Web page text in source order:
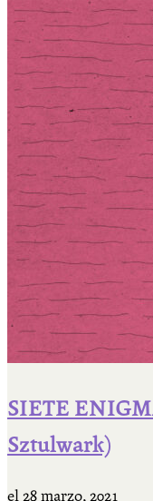
SIETE
Sztulwark)
el 28 marzo, 2021